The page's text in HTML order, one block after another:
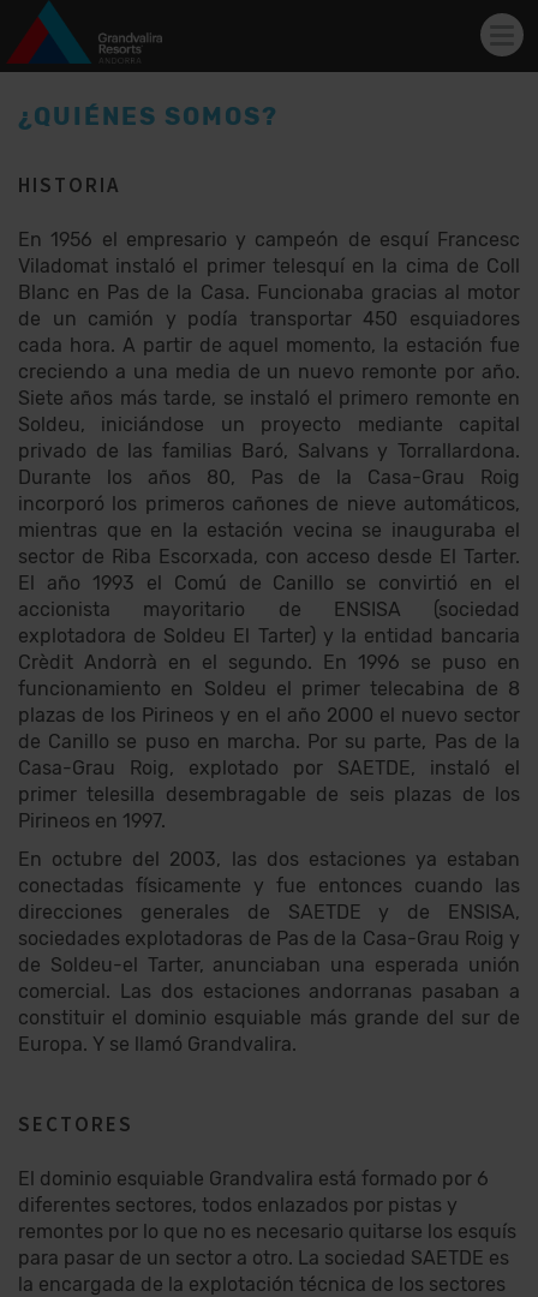
¿QUIÉNES SOMOS?
HISTORIA
En 1956 el empresario y campeón de esquí Francesc
Viladomat instaló el primer telesquí en la cima de Coll
Blanc en Pas de la Casa. Funcionaba gracias al motor
de un camión y podía transportar 450 esquiadores
cada hora. A partir de aquel momento, la estación fue
creciendo a una media de un nuevo remonte por año.
Siete años más tarde, se instaló el primero remonte en
Soldeu, iniciándose un proyecto mediante capital
privado de las familias Baró, Salvans y Torrallardona.
Durante los años 80, Pas de la Casa-Grau Roig
incorporó los primeros cañones de nieve automáticos,
mientras que en la estación vecina se inauguraba el
sector de Riba Escorxada, con acceso desde El Tarter.
El año 1993 el Comú de Canillo se convirtió en el
accionista mayoritario de ENSISA (sociedad
explotadora de Soldeu El Tarter) y la entidad bancaria
Crèdit Andorrà en el segundo. En 1996 se puso en
funcionamiento en Soldeu el primer telecabina de 8
plazas de los Pirineos y en el año 2000 el nuevo sector
de Canillo se puso en marcha. Por su parte, Pas de la
Casa-Grau Roig, explotado por SAETDE, instaló el
primer telesilla desembragable de seis plazas de los
Pirineos en 1997.
En octubre del 2003, las dos estaciones ya estaban
conectadas físicamente y fue entonces cuando las
direcciones generales de SAETDE y de ENSISA,
sociedades explotadoras de Pas de la Casa-Grau Roig y
de Soldeu-el Tarter, anunciaban una esperada unión
comercial. Las dos estaciones andorranas pasaban a
constituir el dominio esquiable más grande del sur de
Europa. Y se llamó Grandvalira.
SECTORES
El dominio esquiable Grandvalira está formado por 6
diferentes sectores, todos enlazados por pistas y
remontes por lo que no es necesario quitarse los esquís
para pasar de un sector a otro. La sociedad SAETDE es
la encargada de la explotación técnica de los sectores